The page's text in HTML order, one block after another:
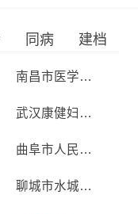
同病 建档
南昌市医学科学研究所附属医院
武汉康健妇婴医院
曲阜市人民医院
聊城市水城妇产医院